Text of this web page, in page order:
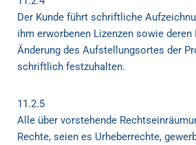
Der Kunde führt schriftliche
ihm erworbenen Lizenzen sowie deren
Änderung des Aufstellungsortes der
schriftlich festzuhalten.
11.2.5
Alle über vorstehende
Rechte, seien es Urheberrechte,